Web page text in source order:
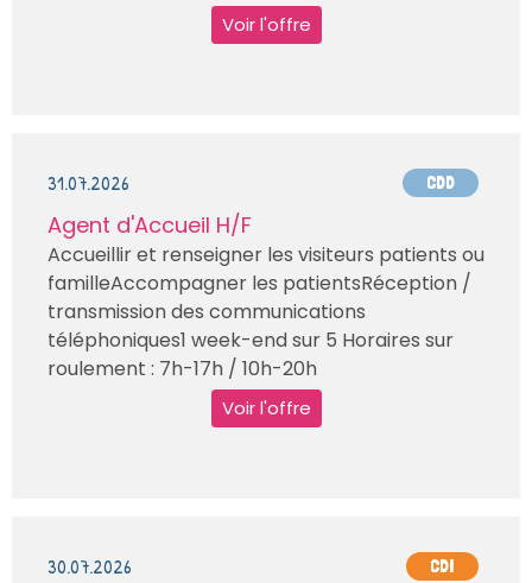
Voir l'offre
31.07.2026 CDD
Agent d'Accueil H/F
Accueillir et renseigner les visiteurs patients ou
familleAccompagner les patientsRéception /
transmission des communications
téléphoniques1 week-end sur 5 Horaires sur
roulement : 7h-17h / 10h-20h
Voir l'offre
30.07.2026 CDI